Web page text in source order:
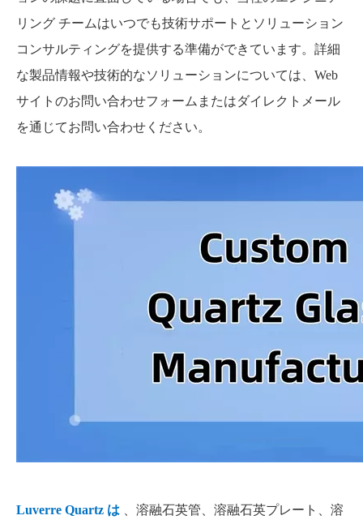
リング チームはいつでも技術サポートとソリューション
コンサルティングを提供する準備ができています。詳細
な製品情報や技術的なソリューションについては、Web
サイトのお問い合わせフォームまたはダイレクトメール
を通じてお問い合わせください。
Luverre Quartz は 、溶融石英管、溶融石英プレート、溶